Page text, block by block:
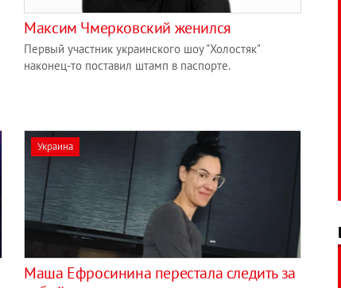
Максим Чмерковский женился
Первый участник украинского шоу "Холостяк"
наконец-то поставил штамп в паспорте.
Украина
Маша Ефросинина перестала следить за